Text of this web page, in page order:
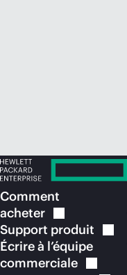
Comment
acheter
Support produit
Écrire à l’équipe
commerciale